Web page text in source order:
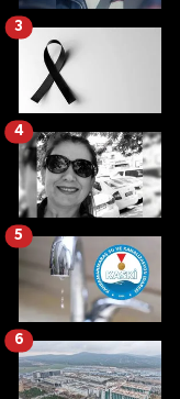
3
4
5
6